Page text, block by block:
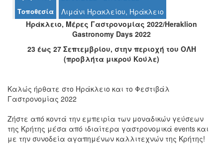
ΔΗΜΟΣ
ΑΝΘΕΚΤΙΚΗ
ΠΟΛΗ
Τοποθεσία
Λιμάνι Ηρακλείου, Ηράκλειο
Ηράκλειο, Μέρες Γαστρονομίας 2022/Heraklion
Gastronomy Days 2022
23 έως 27 Σεπτεμβρίου, στην περιοχή του ΟΛΗ
(προβλήτα μικρού Κούλε)
Καλώς ήρθατε στο Ηράκλειο και το Φεστιβάλ
Γαστρονομίας 2022
Ζήστε από κοντά την εμπειρία των μοναδικών γεύσεων
της Κρήτης μέσα από ιδιαίτερα γαστρονομικά events και
με την συνοδεία αγαπημένων καλλιτεχνών της Κρήτης!